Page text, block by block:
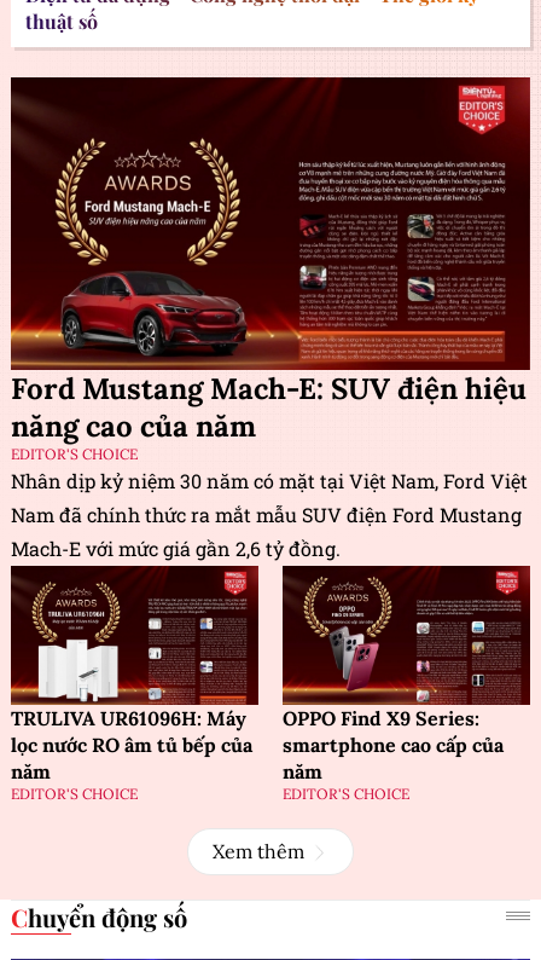
thuật số
Ford Mustang Mach-E: SUV điện hiệu
năng cao của năm
EDITOR'S CHOICE
Nhân dịp kỷ niệm 30 năm có mặt tại Việt Nam, Ford Việt
Nam đã chính thức ra mắt mẫu SUV điện Ford Mustang
Mach-E với mức giá gần 2,6 tỷ đồng.
TRULIVA UR61096H: Máy
lọc nước RO âm tủ bếp của
năm
EDITOR'S CHOICE
OPPO Find X9 Series:
smartphone cao cấp của
năm
EDITOR'S CHOICE
Xem thêm
Chuyển động số